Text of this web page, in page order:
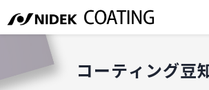
コーティング豆